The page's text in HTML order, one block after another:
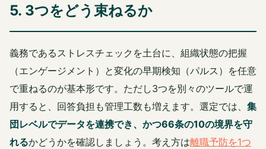
5. 3つをどう束ねるか
義務であるストレスチェックを土台に、組織状態の把握
（エンゲージメント）と変化の早期検知（パルス）を任意
で重ねるのが基本形です。ただし3つを別々のツールで運
用すると、回答負担も管理工数も増えます。選定では、 集
団レベルでデータを連携でき、かつ66条の10の境界を守
れるかどうかを確認しましょう。考え方は離職予防を1つ